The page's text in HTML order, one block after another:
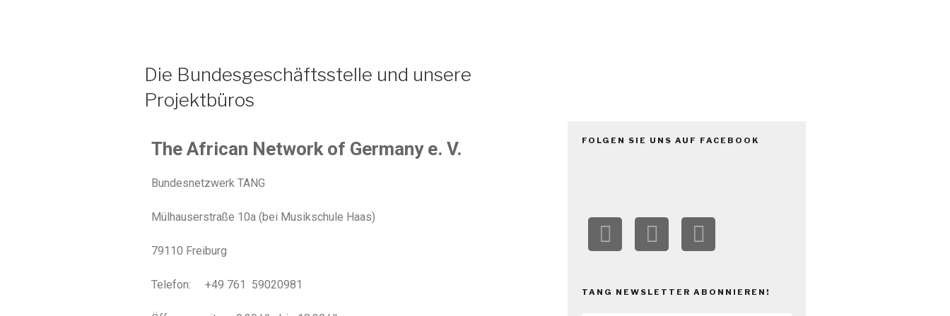
The African Network of Germany
Die Bundesgeschäftsstelle und unsere
Projektbüros
The African Network of Germany e. V.
Bundesnetzwerk TANG
Mülhauserstraße 10a (bei Musikschule Haas)
79110 Freiburg
Telefon: +49 761 59020981
FOLGEN SIE UNS AUF FACEBOOK
TANG NEWSLETTER ABONNIEREN!